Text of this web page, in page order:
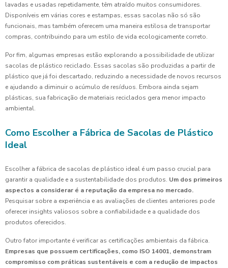
lavadas e usadas repetidamente, têm atraído muitos consumidores.
Disponíveis em várias cores e estampas, essas sacolas não só são
funcionais, mas também oferecem uma maneira estilosa de transportar
compras, contribuindo para um estilo de vida ecologicamente correto.
Por fim, algumas empresas estão explorando a possibilidade de utilizar
sacolas de plástico reciclado. Essas sacolas são produzidas a partir de
plástico que já foi descartado, reduzindo a necessidade de novos recursos
e ajudando a diminuir o acúmulo de resíduos. Embora ainda sejam
plásticas, sua fabricação de materiais reciclados gera menor impacto
ambiental.
Como Escolher a Fábrica de Sacolas de Plástico
Ideal
Escolher a fábrica de sacolas de plástico ideal é um passo crucial para
garantir a qualidade e a sustentabilidade dos produtos. Um dos primeiros
aspectos a considerar é a reputação da empresa no mercado.
Pesquisar sobre a experiência e as avaliações de clientes anteriores pode
oferecer insights valiosos sobre a confiabilidade e a qualidade dos
produtos oferecidos.
Outro fator importante é verificar as certificações ambientais da fábrica.
Empresas que possuem certificações, como ISO 14001, demonstram
compromisso com práticas sustentáveis e com a redução de impactos